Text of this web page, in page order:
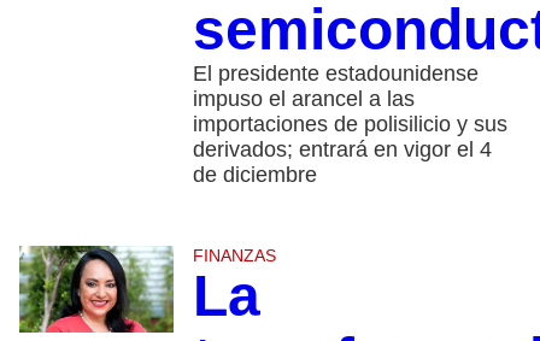
El presidente estadounidense
impuso el arancel a las
importaciones de polisilicio y sus
derivados; entrará en vigor el 4
de diciembre
FINANZAS
La